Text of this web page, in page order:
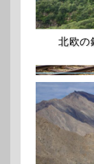
北欧